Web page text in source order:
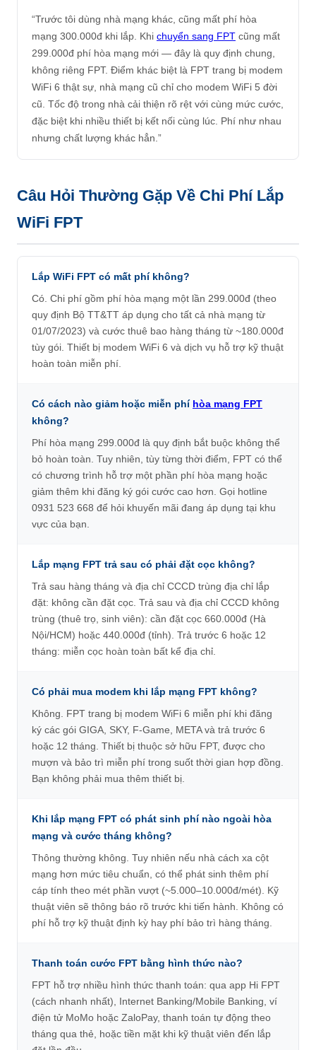
“Trước tôi dùng nhà mạng khác, cũng mất phí hòa
mạng 300.000đ khi lắp. Khi chuyển sang FPT cũng mất
299.000đ phí hòa mạng mới — đây là quy định chung,
không riêng FPT. Điểm khác biệt là FPT trang bị modem
WiFi 6 thật sự, nhà mạng cũ chỉ cho modem WiFi 5 đời
cũ. Tốc độ trong nhà cải thiện rõ rệt với cùng mức cước,
đặc biệt khi nhiều thiết bị kết nối cùng lúc. Phí như nhau
nhưng chất lượng khác hẳn.”
Câu Hỏi Thường Gặp Về Chi Phí Lắp
WiFi FPT
Lắp WiFi FPT có mất phí không?
Có. Chi phí gồm phí hòa mạng một lần 299.000đ (theo
quy định Bộ TT&TT áp dụng cho tất cả nhà mạng từ
01/07/2023) và cước thuê bao hàng tháng từ ~180.000đ
tùy gói. Thiết bị modem WiFi 6 và dịch vụ hỗ trợ kỹ thuật
hoàn toàn miễn phí.
Có cách nào giảm hoặc miễn phí hòa mạng FPT
không?
Phí hòa mạng 299.000đ là quy định bắt buộc không thể
bỏ hoàn toàn. Tuy nhiên, tùy từng thời điểm, FPT có thể
có chương trình hỗ trợ một phần phí hòa mạng hoặc
giảm thêm khi đăng ký gói cước cao hơn. Gọi hotline
0931 523 668 để hỏi khuyến mãi đang áp dụng tại khu
vực của bạn.
Lắp mạng FPT trả sau có phải đặt cọc không?
Trả sau hàng tháng và địa chỉ CCCD trùng địa chỉ lắp
đặt: không cần đặt cọc. Trả sau và địa chỉ CCCD không
trùng (thuê trọ, sinh viên): cần đặt cọc 660.000đ (Hà
Nội/HCM) hoặc 440.000đ (tỉnh). Trả trước 6 hoặc 12
tháng: miễn cọc hoàn toàn bất kể địa chỉ.
Có phải mua modem khi lắp mạng FPT không?
Không. FPT trang bị modem WiFi 6 miễn phí khi đăng
ký các gói GIGA, SKY, F-Game, META và trả trước 6
hoặc 12 tháng. Thiết bị thuộc sở hữu FPT, được cho
mượn và bảo trì miễn phí trong suốt thời gian hợp đồng.
Bạn không phải mua thêm thiết bị.
Khi lắp mạng FPT có phát sinh phí nào ngoài hòa
mạng và cước tháng không?
Thông thường không. Tuy nhiên nếu nhà cách xa cột
mạng hơn mức tiêu chuẩn, có thể phát sinh thêm phí
cáp tính theo mét phần vượt (~5.000–10.000đ/mét). Kỹ
thuật viên sẽ thông báo rõ trước khi tiến hành. Không có
phí hỗ trợ kỹ thuật định kỳ hay phí bảo trì hàng tháng.
Thanh toán cước FPT bằng hình thức nào?
FPT hỗ trợ nhiều hình thức thanh toán: qua app Hi FPT
(cách nhanh nhất), Internet Banking/Mobile Banking, ví
điện tử MoMo hoặc ZaloPay, thanh toán tự động theo
tháng qua thẻ, hoặc tiền mặt khi kỹ thuật viên đến lắp